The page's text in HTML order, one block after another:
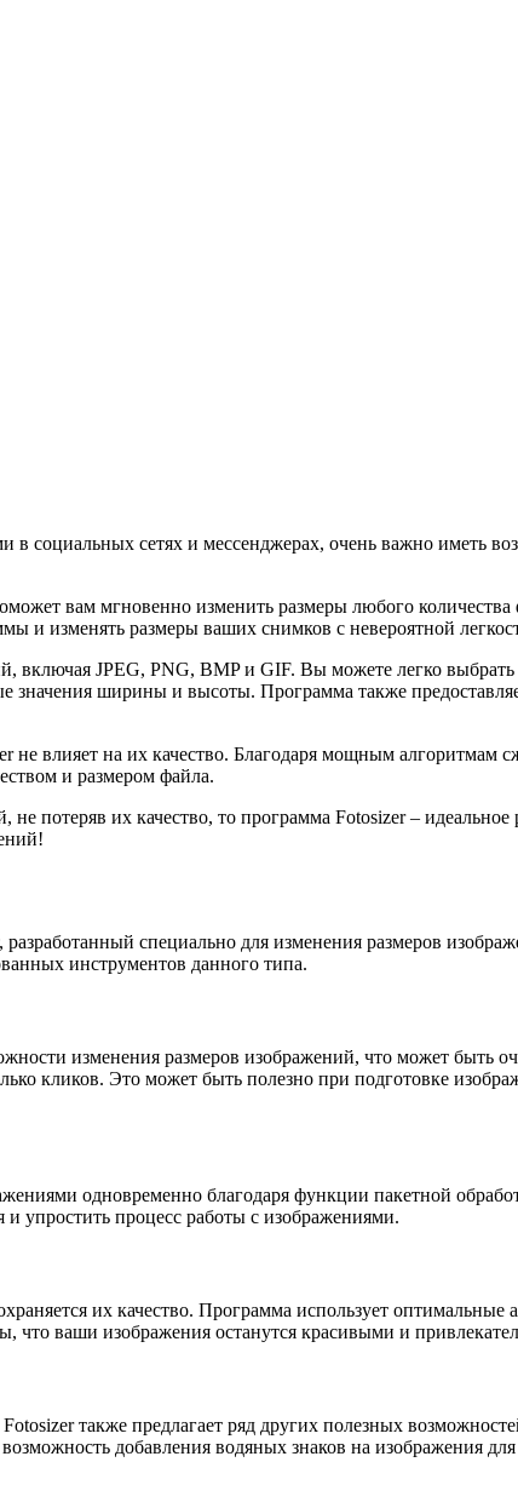
социальных сетях и мессенджерах, очень важно иметь
вам мгновенно изменить размеры любого
и изменять размеры ваших снимков с невероятной
включая JPEG, PNG, BMP и GIF. Вы можете легко
значения ширины и высоты. Программа также
влияет на их качество. Благодаря мощным алгоритмам
и размером файла.
потеряв их качество, то программа Fotosizer –
специально для изменения размеров
инструментов данного типа.
изменения размеров изображений, что может
кликов. Это может быть полезно при подготовке
одновременно благодаря функции пакетной
и упростить процесс работы с изображениями.
их качество. Программа использует
что ваши изображения останутся красивыми и
также предлагает ряд других полезных
добавления водяных знаков на изображения